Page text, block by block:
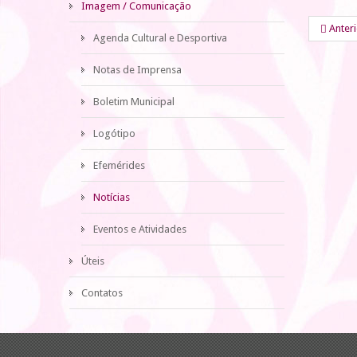
Imagem / Comunicação
Agenda Cultural e Desportiva
Notas de Imprensa
Boletim Municipal
Logótipo
Efemérides
Notícias
Eventos e Atividades
Úteis
Contatos